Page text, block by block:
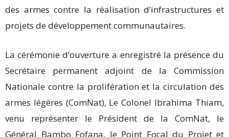
des armes contre la réalisation d’infrastructures et
projets de développement communautaires.
La cérémonie d’ouverture a enregistré la présence du
Secrétaire permanent adjoint de la Commission
Nationale contre la prolifération et la circulation des
armes légères (ComNat), Le Colonel Ibrahima Thiam,
venu représenter le Président de la ComNat, le
Général Bambo Fofana, le Point Focal du Projet et